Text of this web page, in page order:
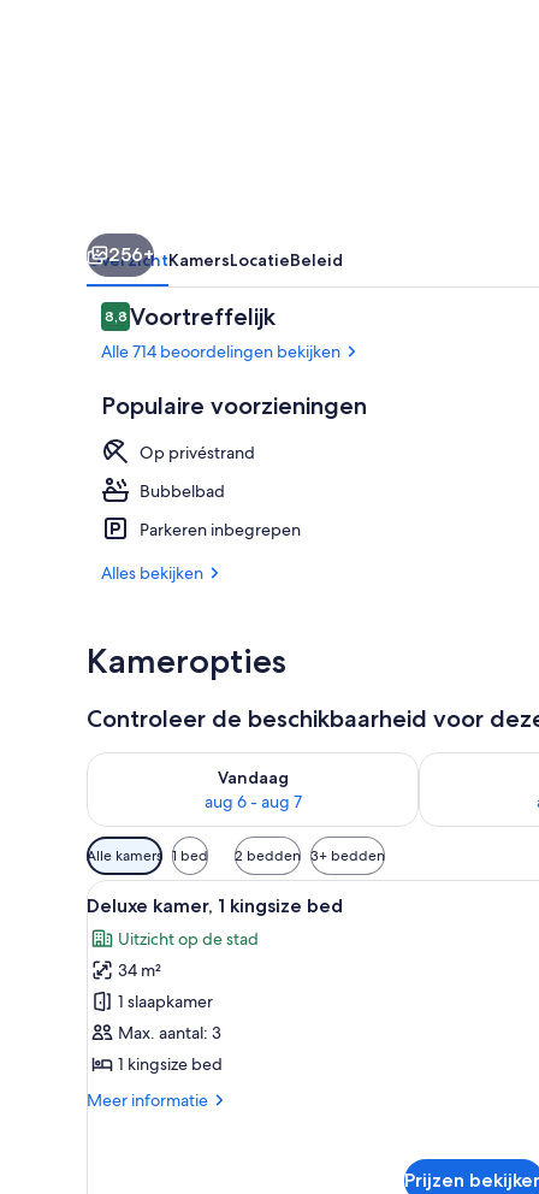
256+
OverzichtKamersLocatieBeleid
Beoordelingen
8,88,8 op 10 –
Voortreffelijk
Alle 714 beoordelingen bekijken
Populaire voorzieningen
Op privéstrand
Bubbelbad
Parkeren inbegrepen
Alles bekijken
Kameropties
Controleer de beschikbaarheid voor
Vandaag
aug 6 - aug 7
De beschikbaarheid controleren voor vanavond aug
De
Beschikbare
filters
voor
kamers
Alle kamers 1 bed 2 bedden 3+ bedden
Alle
foto's
voor
Deluxe
kamer,
1
kingsize
laden
Hotelkamer met een groot
6
Deluxe kamer, 1 kingsize bed
Uitzicht op de stad
34 m²
1 slaapkamer
Max. aantal: 3
1 kingsize bed
Meer informatie
Meer
Prijzen